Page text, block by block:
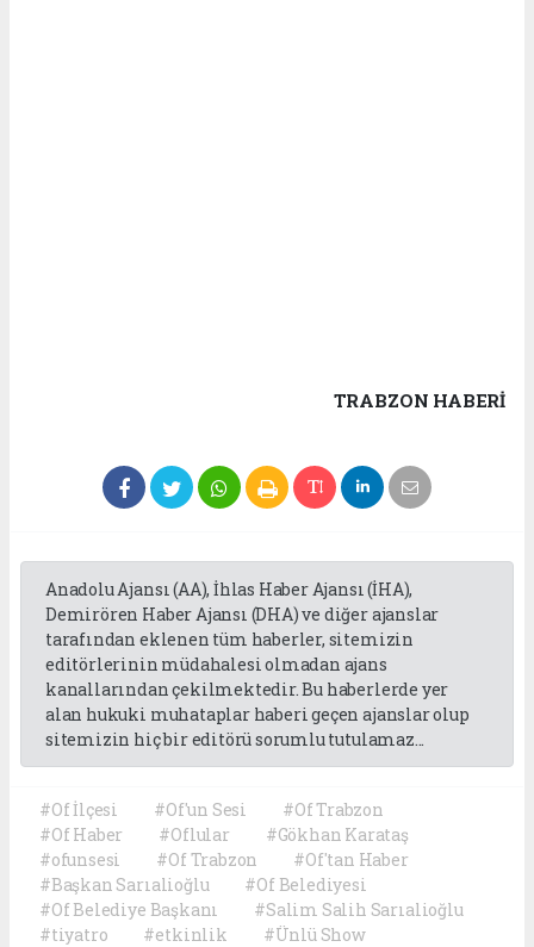
TRABZON HABERİ
Anadolu Ajansı (AA), İhlas Haber Ajansı (İHA),
Demirören Haber Ajansı (DHA) ve diğer ajanslar
tarafından eklenen tüm haberler, sitemizin
editörlerinin müdahalesi olmadan ajans
kanallarından çekilmektedir. Bu haberlerde yer
alan hukuki muhataplar haberi geçen ajanslar olup
sitemizin hiç bir editörü sorumlu tutulamaz...
#Of İlçesi #Of'un Sesi
#Of Trabzon
#Of Haber
#Oflular
#Gökhan Karataş
#ofunsesi
#Of Trabzon
#Of'tan Haber
#Başkan Sarıalioğlu
#Of Belediyesi
#Of Belediye Başkanı
#Salim Salih Sarıalioğlu
#tiyatro
#etkinlik #Ünlü Show